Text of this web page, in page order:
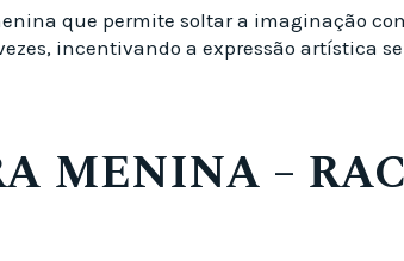
que permite soltar a imaginação
incentivando a expressão artística
MENINA –